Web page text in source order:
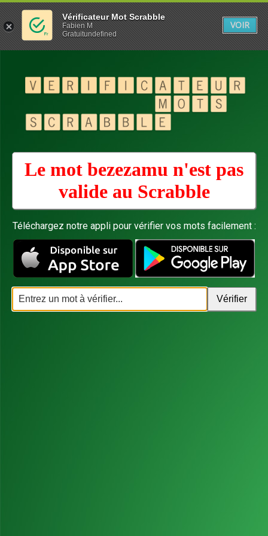
Le mot bezezamu n'est pas
valide au Scrabble
Téléchargez notre appli pour vérifier vos mots facilement :
Vérificateur Mot Scrabble
Fabien M
Gratuitundefined
VOIR